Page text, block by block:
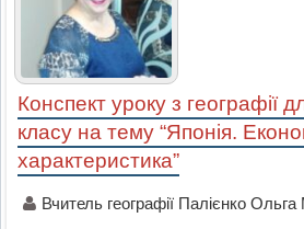
Конспект уроку з географії
класу на тему “Японія.
характеристика”
Вчитель географії Палієнко